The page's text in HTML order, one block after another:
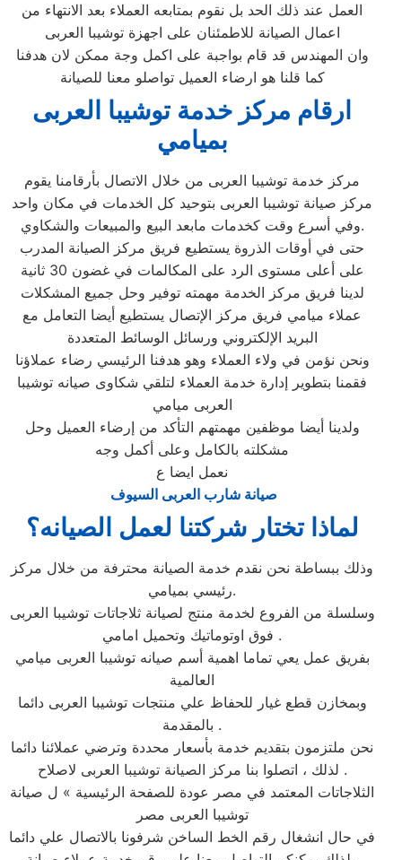
العمل عند ذلك الحد بل نقوم بمتابعه العملاء بعد الانتهاء من
اعمال الصيانة للاطمئنان على اجهزة توشيبا العربى
وان المهندس قد قام بواجبة على اكمل وجة ممكن لان هدفنا
كما قلنا هو ارضاء العميل تواصلو معنا للصيانة
ارقام مركز خدمة توشيبا العربى
بميامي
مركز خدمة توشيبا العربى من خلال الاتصال بأرقامنا يقوم
مركز صيانة توشيبا العربى بتوحيد كل الخدمات في مكان واحد
وفي أسرع وقت كخدمات مابعد البيع والمبيعات والشكاوي.
حتى في أوقات الذروة يستطيع فريق مركز الصيانة المدرب
على أعلى مستوى الرد على المكالمات في غضون 30 ثانية
لدينا فريق مركز الخدمة مهمته توفير وحل جميع المشكلات
عملاء ميامي فريق مركز الإتصال يستطيع أيضا التعامل مع
البريد الإلكتروني ورسائل الوسائط المتعددة
ونحن نؤمن في ولاء العملاء وهو هدفنا الرئيسي رضاء عملاؤنا
فقمنا بتطوير إدارة خدمة العملاء لتلقي شكاوى صيانه توشيبا
العربى ميامي
ولدينا أيضا موظفين مهمتهم التأكد من إرضاء العميل وحل
مشكلته بالكامل وعلى أكمل وجه
نعمل ايضا ع
صيانة شارب العربى السيوف
لماذا تختار شركتنا لعمل الصيانه؟
وذلك ببساطة نحن نقدم خدمة الصيانة محترفة من خلال مركز
رئيسي بميامي.
وسلسلة من الفروع لخدمة منتج لصيانة ثلاجاتات توشيبا العربى
فوق اوتوماتيك وتحميل امامي .
بفريق عمل يعي تماما اهمية أسم صيانه توشيبا العربى ميامي
العالمية
وبمخازن قطع غيار للحفاظ علي منتجات توشيبا العربى دائما
بالمقدمة .
نحن ملتزمون بتقديم خدمة بأسعار محددة وترضي عملائنا دائما
. لذلك ، اتصلوا بنا مركز الصيانة توشيبا العربى لاصلاح
الثلاجاتات المعتمد في مصر عودة للصفحة الرئيسية » ل صيانة
توشيبا العربى مصر
في حال انشغال رقم الخط الساخن شرفونا بالاتصال علي دائما